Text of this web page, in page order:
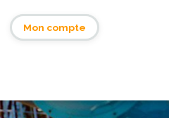
Mon compte